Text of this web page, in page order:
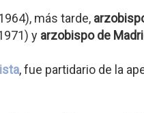
más tarde,
y arzobispo de
, fue partidario de la